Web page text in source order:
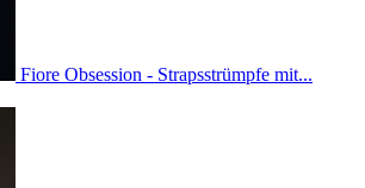
Fiore Obsession - Strapsstrümpfe mit...